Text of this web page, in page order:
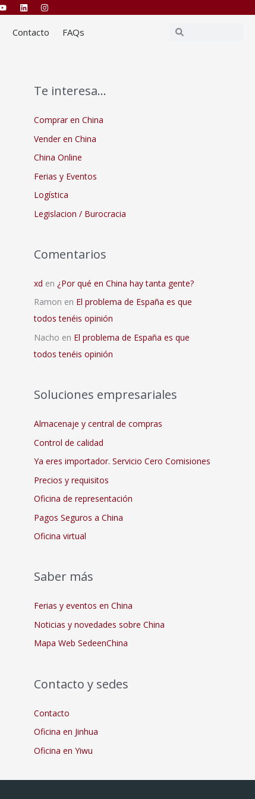
Contacto FAQs BuscarBuscar
Te interesa…
Comprar en China
Vender en China
China Online
Ferias y Eventos
Logística
Legislacion / Burocracia
Comentarios
xd en ¿Por qué en China hay tanta gente?
Ramon en El problema de España es que
todos tenéis opinión
Nacho en El problema de España es que
todos tenéis opinión
Soluciones empresariales
Almacenaje y central de compras
Control de calidad
Ya eres importador. Servicio Cero Comisiones
Precios y requisitos
Oficina de representación
Pagos Seguros a China
Oficina virtual
Saber más
Ferias y eventos en China
Noticias y novedades sobre China
Mapa Web SedeenChina
Contacto y sedes
Contacto
Oficina en Jinhua
Oficina en Yiwu